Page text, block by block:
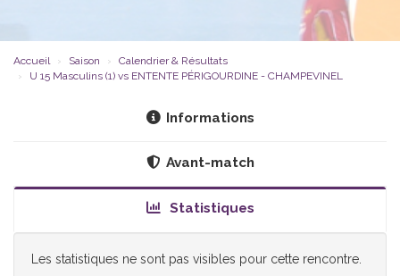
Accueil Saison
Calendrier & Résultats
U 15 Masculins (1) vs ENTENTE PÉRIGOURDINE - CHAMPEVINEL
Informations
Avant-match
Statistiques
Les statistiques ne sont pas visibles pour cette rencontre.